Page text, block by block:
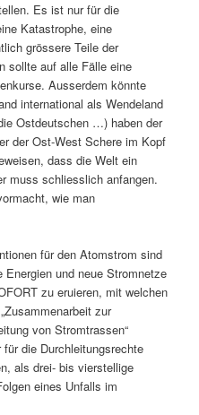
Es ist nur für die
Katastrophe, eine
grössere Teile der
sollte auf alle Fälle eine
Ausserdem könnte
international als Wendeland
Ostdeutschen …) haben der
der Ost-West Schere im Kopf
dass die Welt ein
muss schliesslich anfangen.
wie man
für den Atomstrom sind
und neue Stromnetze
zu eruieren, mit welchen
zur
von Stromtrassen“
die Durchleitungsrechte
als drei- bis vierstellige
eines Unfalls im